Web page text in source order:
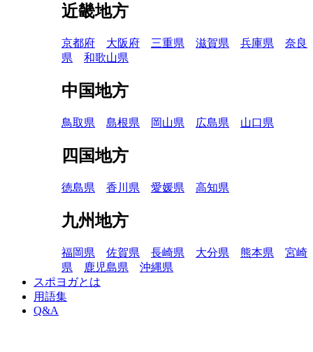
近畿地方
京都府 大阪府 三重県 滋賀県 兵庫県
奈良
県
和歌山県
中国地方
鳥取県 島根県 岡山県 広島県 山口県
四国地方
徳島県 香川県 愛媛県 高知県
九州地方
福岡県 佐賀県 長崎県 大分県 熊本県
宮崎
県
鹿児島県
沖縄県
スポヨガとは
用語集
Q&A